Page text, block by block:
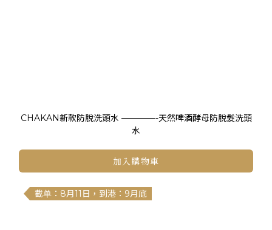
CHAKAN新款防脫洗頭水 ————-天然啤酒酵母防脫髮洗頭
水
加入購物車
截单：8月11日，到港：9月底